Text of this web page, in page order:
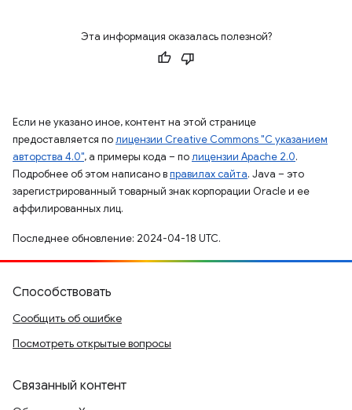
Эта информация оказалась полезной?
Если не указано иное, контент на этой странице
предоставляется полицензии Creative Commons "С указанием
авторства 4.0", а примеры кода – полицензии Apache 2.0.
Подробнее об этом написано вправилах сайта. Java – это
зарегистрированный товарный знак корпорации Oracle и ее
аффилированных лиц.
Последнее обновление: 2024-04-18 UTC.
Способствовать
Сообщить об ошибке
Посмотреть открытые вопросы
Связанный контент